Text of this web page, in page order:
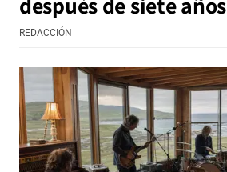
REDACCIÓN